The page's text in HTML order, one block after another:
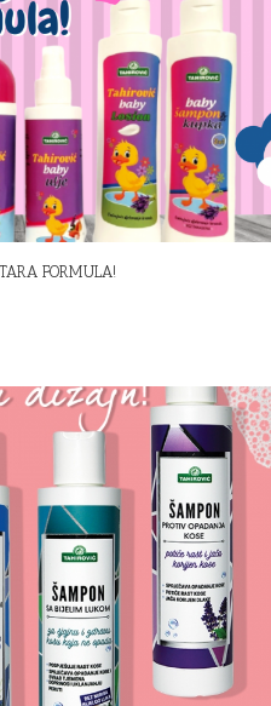
FORMULA!